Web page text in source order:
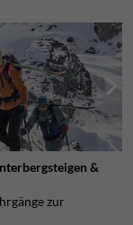
&
zur